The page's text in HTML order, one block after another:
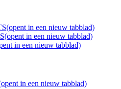
(opent in een nieuw tabblad)
(opent in een nieuw tabblad)
in een nieuw tabblad)
in een nieuw tabblad)